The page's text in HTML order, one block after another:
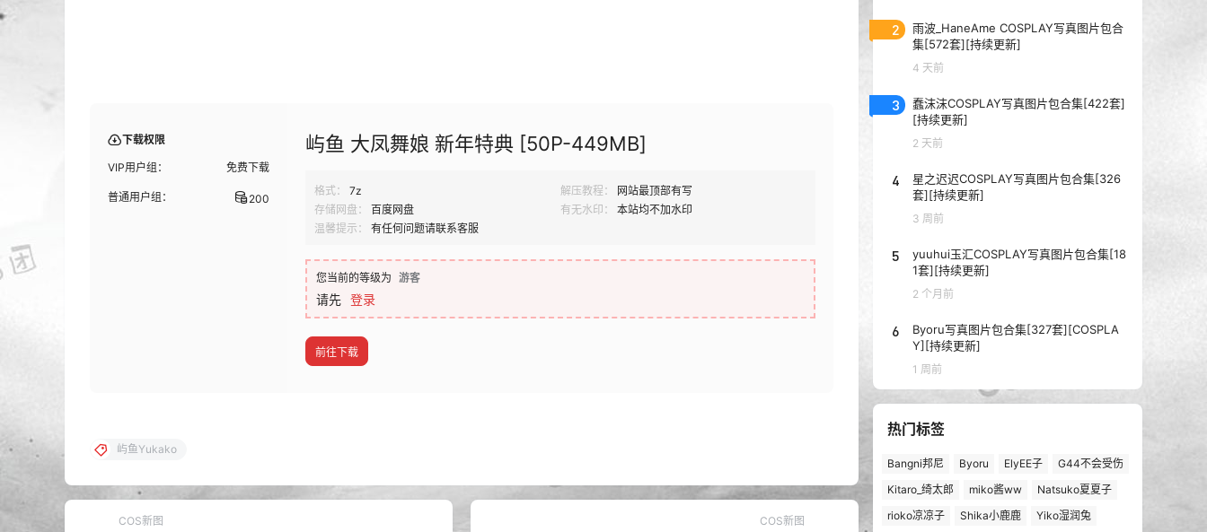
下载权限
VIP用户组： 免费下载
普通用户组： 200
屿鱼 大凤舞娘 新年特典 [50P-449MB]
格式： 7z 解压教程：
网站最顶部有写
存储网盘：
百度网盘 有无水印：
本站均不加水印
温馨提示：
有任何问题请联系客服
您当前的等级为 游客
请先 登录
前往下载
屿鱼Yukako
COS新图 COS新图
2
雨波_HaneAme COSPLAY写真图片包合
集[572套][持续更新]
4 天前
3
蠢沫沫COSPLAY写真图片包合集[422套]
[持续更新]
2 天前
4
星之迟迟COSPLAY写真图片包合集[326
套][持续更新]
3 周前
5
yuuhui玉汇COSPLAY写真图片包合集[18
1套][持续更新]
2 个月前
6
Byoru写真图片包合集[327套][COSPLA
Y][持续更新]
1 周前
热门标签
Bangni邦尼 Byoru ElyEE子
G44不会受伤
Kitaro_绮太郎
miko酱ww
Natsuko夏夏子
rioko凉凉子
Shika小鹿鹿
Yiko湿润兔